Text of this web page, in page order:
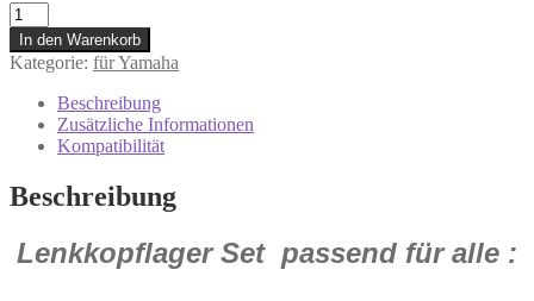
22-
1064
#
Lenkkopflager
YAMAHA
50
Yamahahopper
In den Warenkorb
Kategorie: für Yamaha
Beschreibung
Zusätzliche Informationen
Kompatibilität
Beschreibung
Lenkkopflager Set passend für alle :